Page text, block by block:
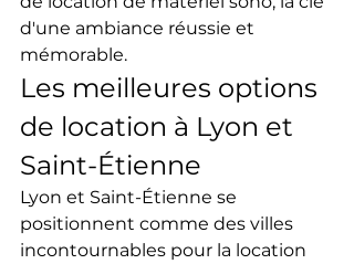
d'une ambiance réussie et
mémorable.
Les meilleures options
de location à Lyon et
Saint-Étienne
Lyon et Saint-Étienne se
positionnent comme des villes
incontournables pour la location